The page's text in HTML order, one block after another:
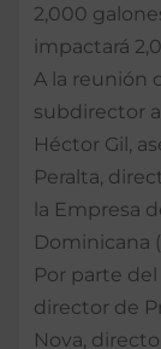
2,000
impactará
A la reunión
subdirector
Héctor Gil,
Peralta,
la Empresa
Dominicana
Por parte
director de
Nova,